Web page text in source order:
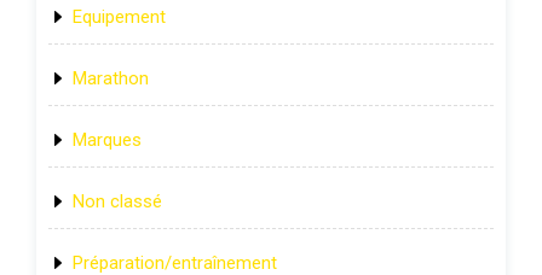
Equipement
Marathon
Marques
Non classé
Préparation/entraînement